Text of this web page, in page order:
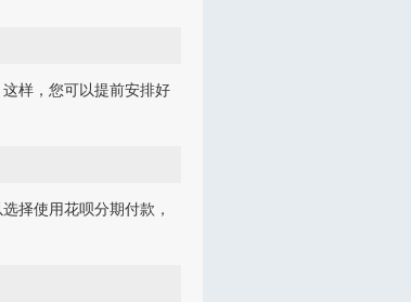
样，您可以提前安排好
择使用花呗分期付款，